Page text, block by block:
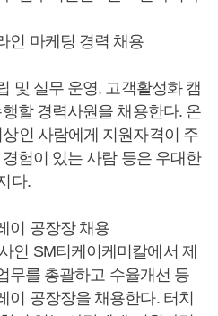
인 마케팅 경력 채용
및 실무 운영, 고객활성화 캠
할 경력사원을 채용한다. 온
인 사람에게 지원자격이 주
험이 있는 사람 등은 우대한
다.
이 공장장 채용
인 SM티케이케미칼에서 제
무를 총괄하고 수율개선 등
이 공장장을 채용한다. 터치